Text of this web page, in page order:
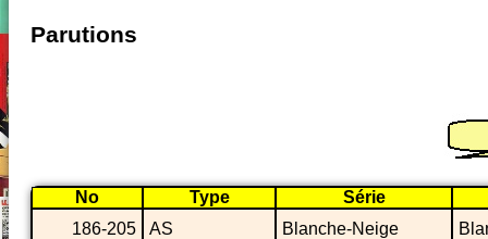
Parutions
No Type
Série
186-205
AS Blanche-Neige